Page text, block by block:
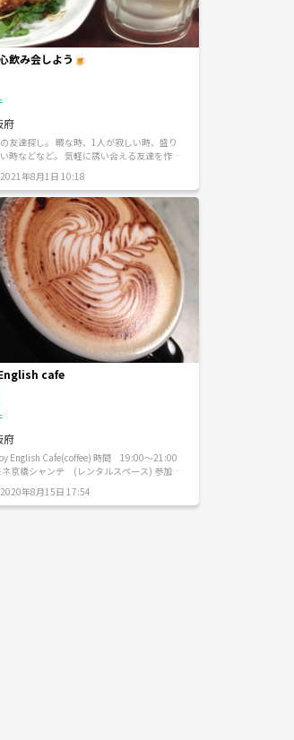
飲み会しよう🍺
府
友達探し。 暇な時、1人が寂しい時、盛り
時などなど。 気軽に誘い合える友達を作る
さい！年8月1日 10:18
cafe
府
English Cafe(coffee) 時間 19:00〜21:00
京橋シャンテ (レンタルスペース) 参加費
(✳︎自分はオーストラリアでバリスタの勉
りました👌 ご自宅でも簡単な美味しいコー
年8月15日 17:54